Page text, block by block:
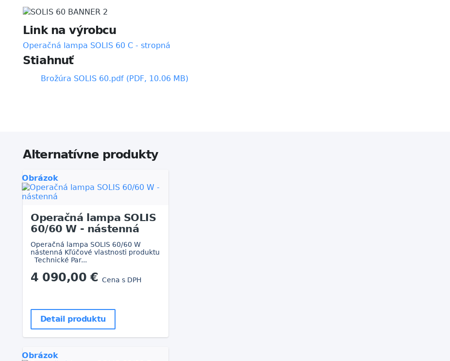
Link na výrobcu
Operačná lampa SOLIS 60 C - stropná
Stiahnuť
Brožúra SOLIS 60.pdf (PDF, 10.06 MB)
Alternatívne produkty
Obrázok
Operačná lampa SOLIS
60/60 W - nástenná
Operačná lampa SOLIS 60/60 W
nástenná Kľúčové vlastnosti produktu
Technické Par...
4 090,00 € Cena s DPH
Detail produktu
Obrázok